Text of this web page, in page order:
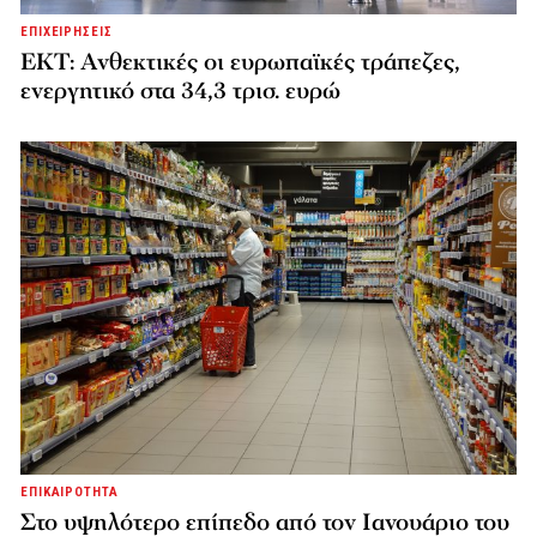
ΕΠΙΧΕΙΡΗΣΕΙΣ
ΕΚΤ: Ανθεκτικές οι ευρωπαϊκές τράπεζες,
ενεργητικό στα 34,3 τρισ. ευρώ
ΕΠΙΚΑΙΡΟΤΗΤΑ
Στο υψηλότερο επίπεδο από τον Ιανουάριο του